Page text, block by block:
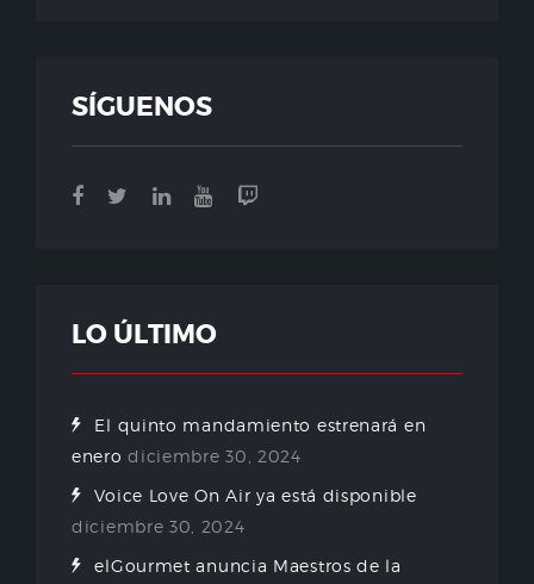
SÍGUENOS
LO ÚLTIMO
El quinto mandamiento estrenará en
enero diciembre 30, 2024
Voice Love On Air ya está disponible
diciembre 30, 2024
elGourmet anuncia Maestros de la